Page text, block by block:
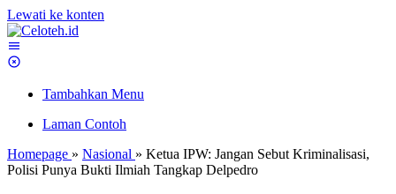
Lewati ke konten
Tambahkan Menu
Laman Contoh
Homepage » Nasional » Ketua IPW: Jangan Sebut Kriminalisasi,
Polisi Punya Bukti Ilmiah Tangkap Delpedro